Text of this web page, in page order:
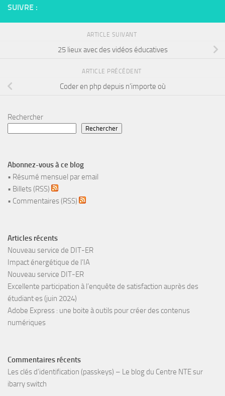
SUIVRE :
ARTICLE SUIVANT
25 lieux avec des vidéos éducatives
ARTICLE PRÉCÉDENT
Coder en php depuis n’importe où
Rechercher
Rechercher
Abonnez-vous à ce blog
• Résumé mensuel par email
• Billets (RSS)
• Commentaires (RSS)
Articles récents
Nouveau service de DIT-ER
Impact énergétique de l’IA
Nouveau service DIT-ER
Excellente participation à l’enquête de satisfaction auprès des
étudiant·es (juin 2024)
Adobe Express : une boite à outils pour créer des contenus
numériques
Commentaires récents
Les clés d’identification (passkeys) – Le blog du Centre NTEsur
ibarry switch